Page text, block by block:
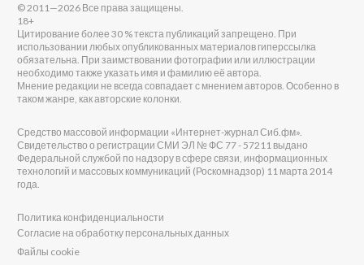
© 2011—2026 Все права защищены.
18+
Цитирование более 30 % текста публикаций запрещено. При
использовании любых опубликованных материалов гиперссылка
обязательна. При заимствовании фотографии или иллюстрации
необходимо также указать имя и фамилию её автора.
Мнение редакции не всегда совпадает с мнением авторов. Особенно в
таком жанре, как авторские колонки.
Средство массовой информации «Интернет-журнал Сиб.фм».
Свидетельство о регистрации СМИ ЭЛ № ФС 77 - 57211 выдано
Федеральной службой по надзору в сфере связи, информационных
технологий и массовых коммуникаций (Роскомнадзор) 11 марта 2014
года.
Политика конфиденциальности
Согласие на обработку персональных данных
Файлы cookie